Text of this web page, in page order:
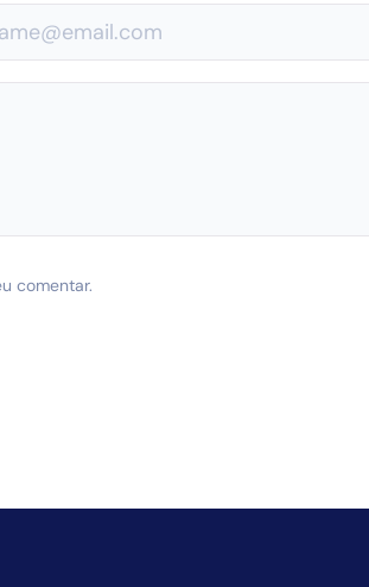
comentar.